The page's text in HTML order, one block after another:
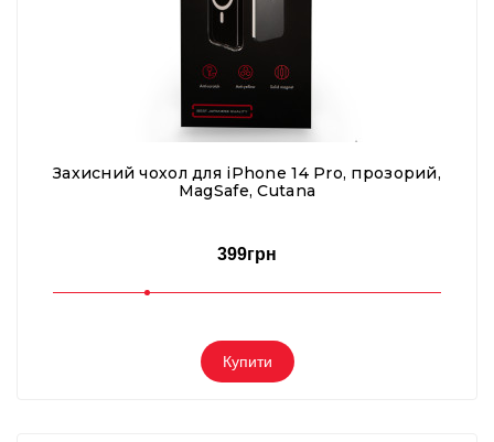
Захисний чохол для iPhone 14 Pro, прозорий,
MagSafe, Cutana
399грн
Купити